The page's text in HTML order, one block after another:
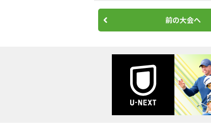
前の大会へ